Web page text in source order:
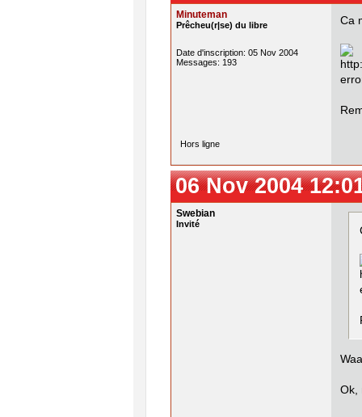
Minuteman
Prêcheu(r|se) du libre
Date d'inscription: 05 Nov 2004
Messages: 193
Ca
Hors ligne
06 Nov 2004
Swebian
Invité
Ok,